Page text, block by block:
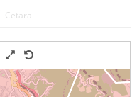
Cetara